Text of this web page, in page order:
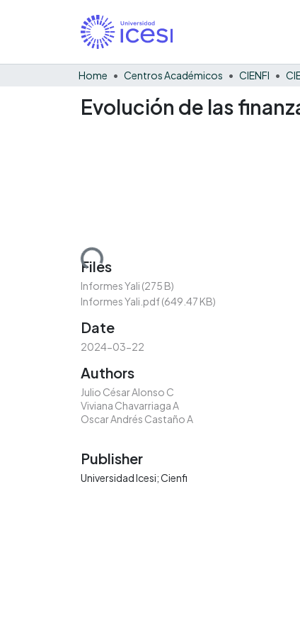
Home Centros Académicos CIENFI
Evolución de las
Loading...
Files
Informes Yali (275 B)
Informes Yali.pdf(649.47 KB)
Date
2024-03-22
Authors
Julio César Alonso C
Viviana Chavarriaga A
Oscar Andrés Castaño A
Publisher
Universidad Icesi; Cienfi